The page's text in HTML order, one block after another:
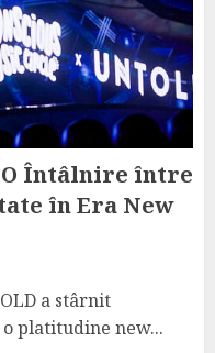
O Întâlnire între
în Era New
a stârnit
platitudine new...